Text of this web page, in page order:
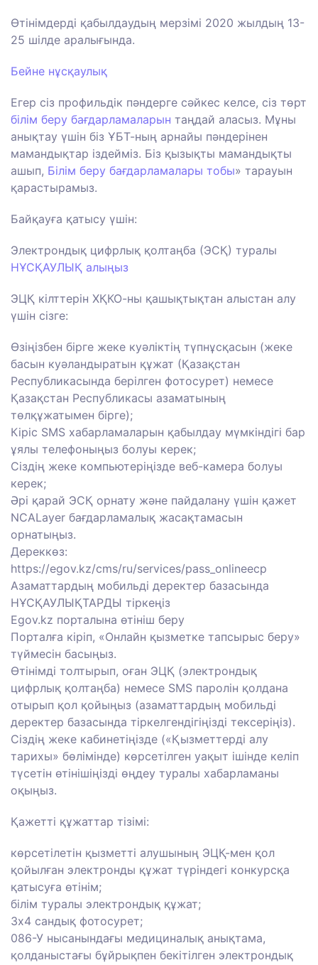
Өтінімдерді қабылдаудың мерзімі 2020 жылдың 13-
25 шілде аралығында.
Бейне нұсқаулық
Егер сіз профильдік пәндерге сәйкес келсе, сіз төрт
білім беру бағдарламаларын таңдай аласыз. Мұны
анықтау үшін біз ҰБТ-ның арнайы пәндерінен
мамандықтар іздейміз. Біз қызықты мамандықты
ашып, Білім беру бағдарламалары тобы» тарауын
қарастырамыз.
Байқауға қатысу үшін:
Электрондық цифрлық қолтаңба (ЭСҚ) туралы
НҰСҚАУЛЫҚ алыңыз
ЭЦҚ кілттерін ХҚКО-ны қашықтықтан алыстан алу
үшін сізге:
Өзіңізбен бірге жеке куәліктің түпнұсқасын (жеке
басын куәландыратын құжат (Қазақстан
Республикасында берілген фотосурет) немесе
Қазақстан Республикасы азаматының
төлқұжатымен бірге);
Кіріс SMS хабарламаларын қабылдау мүмкіндігі бар
ұялы телефоныңыз болуы керек;
Сіздің жеке компьютеріңізде веб-камера болуы
керек;
Әрі қарай ЭСҚ орнату және пайдалану үшін қажет
NCALayer бағдарламалық жасақтамасын
орнатыңыз.
Дереккөз:
https://egov.kz/cms/ru/services/pass_onlineecp
Азаматтардың мобильді деректер базасында
НҰСҚАУЛЫҚТАРДЫ тіркеңіз
Egov.kz порталына өтініш беру
Порталға кіріп, «Онлайн қызметке тапсырыс беру»
түймесін басыңыз.
Өтінімді толтырып, оған ЭЦҚ (электрондық
цифрлық қолтаңба) немесе SMS паролін қолдана
отырып қол қойыңыз (азаматтардың мобильді
деректер базасында тіркелгендігіңізді тексеріңіз).
Сіздің жеке кабинетіңізде («Қызметтерді алу
тарихы» бөлімінде) көрсетілген уақыт ішінде келіп
түсетін өтінішіңізді өңдеу туралы хабарламаны
оқыңыз.
Қажетті құжаттар тізімі:
көрсетілетін қызметті алушының ЭЦҚ-мен қол
қойылған электронды құжат түріндегі конкурсқа
қатысуға өтінім;
білім туралы электрондық құжат;
3x4 сандық фотосурет;
086-У нысанындағы медициналық анықтама,
қолданыстағы бұйрықпен бекітілген электрондық